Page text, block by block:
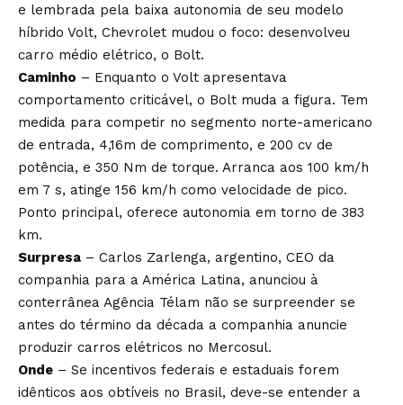
e lembrada pela baixa autonomia de seu modelo
híbrido Volt, Chevrolet mudou o foco: desenvolveu
carro médio elétrico, o Bolt.
Caminho – Enquanto o Volt apresentava
comportamento criticável, o Bolt muda a figura. Tem
medida para competir no segmento norte-americano
de entrada, 4,16m de comprimento, e 200 cv de
potência, e 350 Nm de torque. Arranca aos 100 km/h
em 7 s, atinge 156 km/h como velocidade de pico.
Ponto principal, oferece autonomia em torno de 383
km.
Surpresa – Carlos Zarlenga, argentino, CEO da
companhia para a América Latina, anunciou à
conterrânea Agência Télam não se surpreender se
antes do término da década a companhia anuncie
produzir carros elétricos no Mercosul.
Onde – Se incentivos federais e estaduais forem
idênticos aos obtíveis no Brasil, deve-se entender a